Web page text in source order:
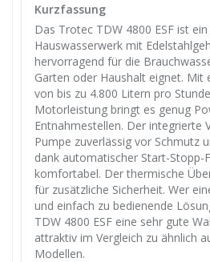
Kurzfassung
Das Trotec TDW 4800 ESF ist
Hauswasserwerk mit
hervorragend für die
Garten oder Haushalt eignet. Mit
von bis zu 4.800 Litern pro
Motorleistung bringt es genug
Entnahmestellen. Der integrierte
Pumpe zuverlässig vor Schmutz
dank automatischer Start-Stopp-
komfortabel. Der thermische
für zusätzliche Sicherheit. Wer
und einfach zu bedienende
TDW 4800 ESF eine sehr gute
attraktiv im Vergleich zu ähnlich
Modellen.